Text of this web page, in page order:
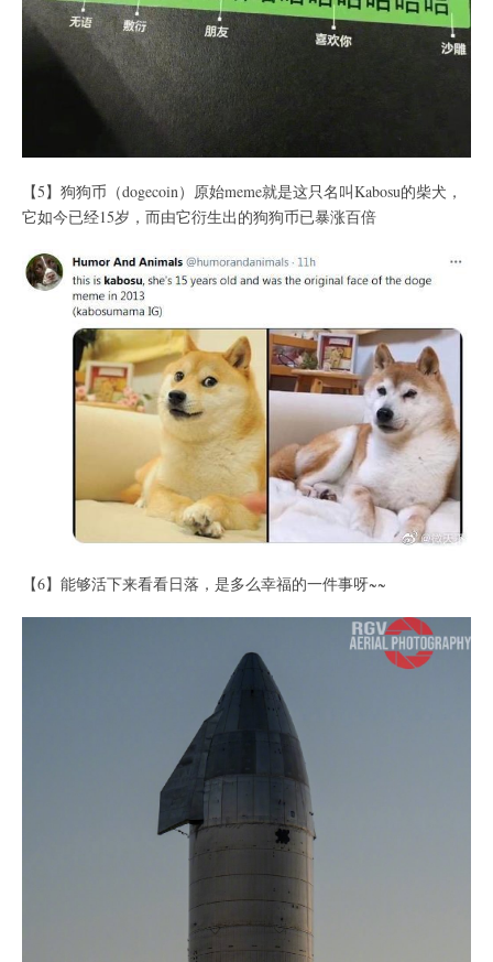
【5】狗狗币（dogecoin）原始meme就是这只名叫Kabosu的柴犬，
它如今已经15岁，而由它衍生出的狗狗币已暴涨百倍
【6】能够活下来看看日落，是多么幸福的一件事呀~~